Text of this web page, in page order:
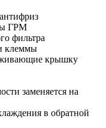
ГРМ
фильтра
клеммы
крышку
заменяется на
в обратной